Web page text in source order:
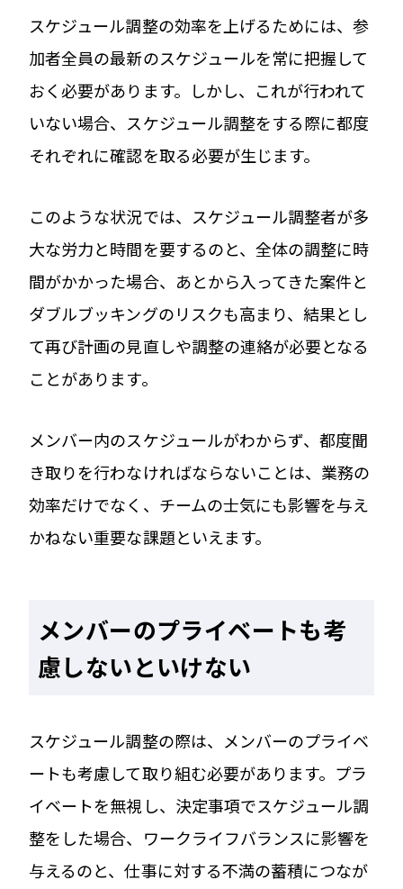
スケジュール調整の効率を上げるためには、参
加者全員の最新のスケジュールを常に把握して
おく必要があります。しかし、これが行われて
いない場合、スケジュール調整をする際に都度
それぞれに確認を取る必要が生じます。
このような状況では、スケジュール調整者が多
大な労力と時間を要するのと、全体の調整に時
間がかかった場合、あとから入ってきた案件と
ダブルブッキングのリスクも高まり、結果とし
て再び計画の見直しや調整の連絡が必要となる
ことがあります。
メンバー内のスケジュールがわからず、都度聞
き取りを行わなければならないことは、業務の
効率だけでなく、チームの士気にも影響を与え
かねない重要な課題といえます。
メンバーのプライベートも考
慮しないといけない
スケジュール調整の際は、メンバーのプライベ
ートも考慮して取り組む必要があります。プラ
イベートを無視し、決定事項でスケジュール調
整をした場合、ワークライフバランスに影響を
与えるのと、仕事に対する不満の蓄積につなが